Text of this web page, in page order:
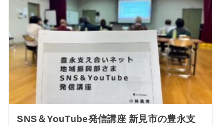
SNS＆YouTube発信講座 新見市の豊永支